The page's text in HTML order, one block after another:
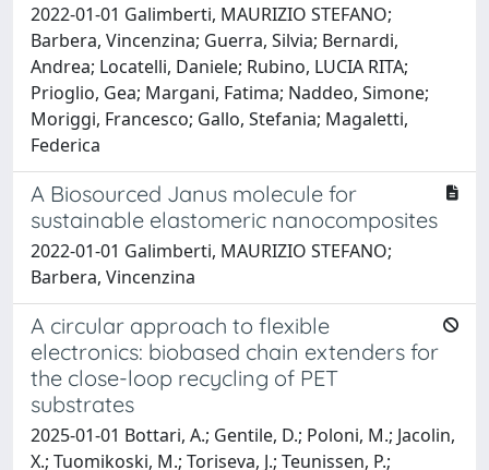
2022-01-01 Galimberti, MAURIZIO STEFANO;
Barbera, Vincenzina; Guerra, Silvia; Bernardi,
Andrea; Locatelli, Daniele; Rubino, LUCIA RITA;
Prioglio, Gea; Margani, Fatima; Naddeo, Simone;
Moriggi, Francesco; Gallo, Stefania; Magaletti,
Federica
A Biosourced Janus molecule for
sustainable elastomeric nanocomposites
2022-01-01 Galimberti, MAURIZIO STEFANO;
Barbera, Vincenzina
A circular approach to flexible
electronics: biobased chain extenders for
the close-loop recycling of PET
substrates
2025-01-01 Bottari, A.; Gentile, D.; Poloni, M.; Jacolin,
X.; Tuomikoski, M.; Toriseva, J.; Teunissen, P.;